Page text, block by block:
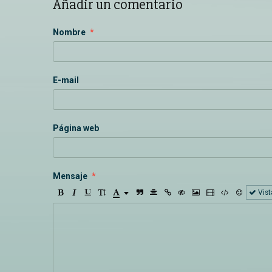
Añadir un comentario
Nombre
E-mail
Página web
Mensaje